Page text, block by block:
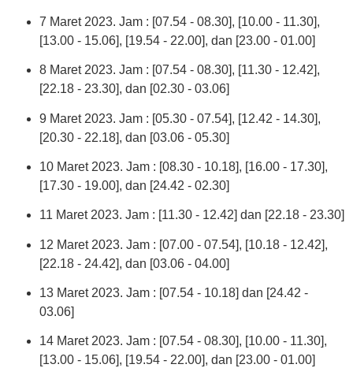
7 Maret 2023. Jam : [07.54 - 08.30], [10.00 - 11.30],
[13.00 - 15.06], [19.54 - 22.00], dan [23.00 - 01.00]
8 Maret 2023. Jam : [07.54 - 08.30], [11.30 - 12.42],
[22.18 - 23.30], dan [02.30 - 03.06]
9 Maret 2023. Jam : [05.30 - 07.54], [12.42 - 14.30],
[20.30 - 22.18], dan [03.06 - 05.30]
10 Maret 2023. Jam : [08.30 - 10.18], [16.00 - 17.30],
[17.30 - 19.00], dan [24.42 - 02.30]
11 Maret 2023. Jam : [11.30 - 12.42] dan [22.18 - 23.30]
12 Maret 2023. Jam : [07.00 - 07.54], [10.18 - 12.42],
[22.18 - 24.42], dan [03.06 - 04.00]
13 Maret 2023. Jam : [07.54 - 10.18] dan [24.42 -
03.06]
14 Maret 2023. Jam : [07.54 - 08.30], [10.00 - 11.30],
[13.00 - 15.06], [19.54 - 22.00], dan [23.00 - 01.00]